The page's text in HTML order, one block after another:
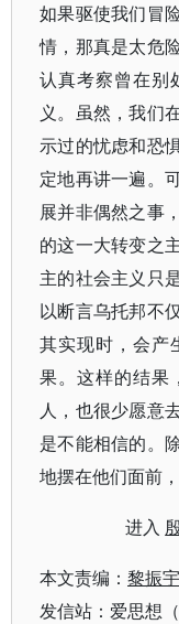
如果驱使我们冒
情，那真是太危
认真考察曾在别
义。虽然，我们
示过的忧虑和恐
定地再讲一遍。
展并非偶然之事
的这一大转变之
主的社会主义只
以断言乌托邦不
其实现时，会产
果。这样的结果
人，也很少愿意
是不能相信的。
地摆在他们面前
进入
本文责编： 黎振宇
发信站：爱思想